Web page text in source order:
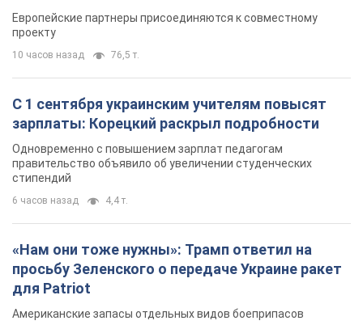
Видео
Европейские партнеры присоединяются к совместному
проекту
10 часов назад 76,5 т.
С 1 сентября украинским учителям повысят
зарплаты: Корецкий раскрыл подробности
Одновременно с повышением зарплат педагогам
правительство объявило об увеличении студенческих
стипендий
6 часов назад 4,4 т.
«Нам они тоже нужны»: Трамп ответил на
просьбу Зеленского о передаче Украине ракет
для Patriot
Американские запасы отдельных видов боеприпасов